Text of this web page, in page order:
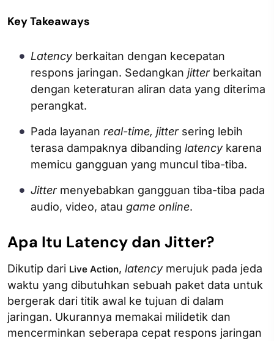
Key Takeaways
Latencyberkaitan dengan kecepatan
respons jaringan. Sedangkan jitterberkaitan
dengan keteraturan aliran data yang diterima
perangkat.
Pada layanan real-time, jittersering lebih
terasa dampaknya dibanding latencykarena
memicu gangguan yang muncul tiba-tiba.
Jittermenyebabkan gangguan tiba-tiba pada
audio, video, atau game online.
Apa Itu Latency dan Jitter?
Dikutip dari Live Action, latency merujuk pada jeda
waktu yang dibutuhkan sebuah paket data untuk
bergerak dari titik awal ke tujuan di dalam
jaringan. Ukurannya memakai milidetik dan
mencerminkan seberapa cepat respons jaringan